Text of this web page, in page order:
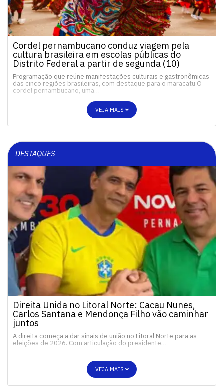
Cordel pernambucano conduz viagem pela
cultura brasileira em escolas públicas do
Distrito Federal a partir de segunda (10)
Programação que reúne manifestações culturais e gastronômicas
das cinco regiões brasileiras, com destaque para o maracatu O
cordel pernambucano, uma…
VEJA MAIS
DESTAQUES
Direita Unida no Litoral Norte: Cacau Nunes,
Carlos Santana e Mendonça Filho vão caminhar
juntos
A direita começa a dar sinais de união no Litoral Norte para as
eleições de 2026. Com articulação do presidente…
VEJA MAIS